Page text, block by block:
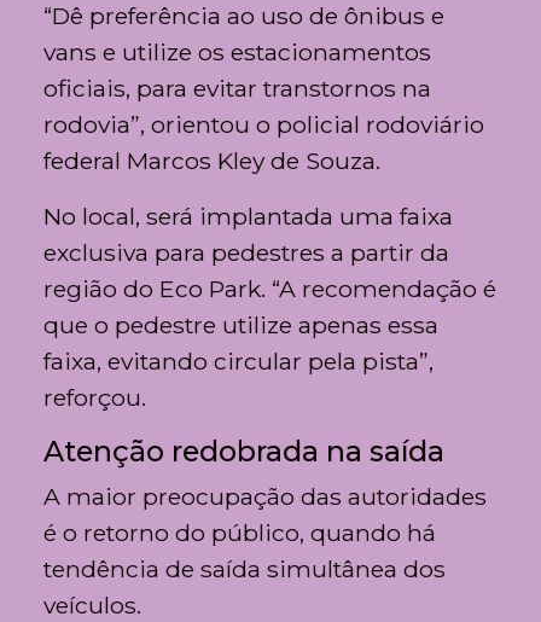
“Dê preferência ao uso de ônibus e
vans e utilize os estacionamentos
oficiais, para evitar transtornos na
rodovia”, orientou o policial rodoviário
federal Marcos Kley de Souza.
No local, será implantada uma faixa
exclusiva para pedestres a partir da
região do Eco Park. “A recomendação é
que o pedestre utilize apenas essa
faixa, evitando circular pela pista”,
reforçou.
Atenção redobrada na saída
A maior preocupação das autoridades
é o retorno do público, quando há
tendência de saída simultânea dos
veículos.